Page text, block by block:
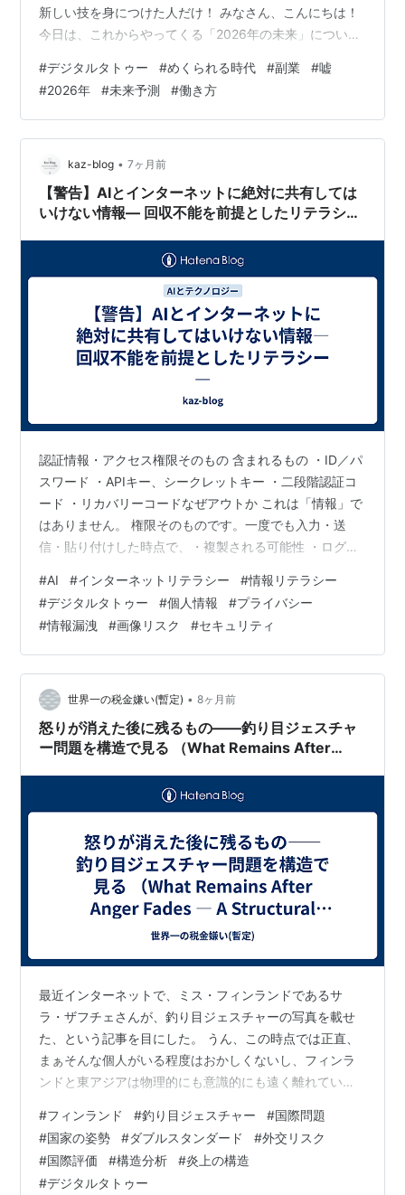
新しい技を身につけた人だけ！ みなさん、こんにちは！
今日は、これからやってくる「2026年の未来」につい
「なんとなくすごそうな話」や「こっそり儲ける話」が
たくさんありました。 でも、そんな時代はもう終わりで
す。 なぜなら、最強のパートナー「AI（人工知能）」が
ぜんぶ変えてしまうからです。 これからの世界で何が起
きるのか、6つのポイントでわかりやすく教えますね！ 1.
AI名探偵が「嘘」…
#デジタルタトゥー #めくられる時代 #副業 #嘘
#2026年 #未来予測 #働き方
kaz-blog • 7ヶ月前
【警告】AIとインターネットに絶対に共有しては
いけない情報― 回収不能を前提としたリテラシー
認証情報・アクセス権限そのもの 含まれるもの ・ID／パ
スワード ・APIキー、シークレットキー ・二段階認証コ
ード ・リカバリーコードなぜアウトか これは「情報」で
はありません。 権限そのものです。一度でも入力・送
信・貼り付けした時点で、・複製される可能性 ・ログに
できません。「今は何も起きていない」は、安全の証明
ではなく、ただの未発覚です。 - 金銭に直結する情報 含
まれるもの・クレジットカード番号 ・銀行口座情報 ・決
済サービスの認証情報なぜアウトか 金銭情報は、 ・悪用
までの工程が短い ・被害が即、現実に出る ・責任の所在
が明確（入…
#AI #インターネットリテラシー #情報リテラシー
#デジタルタトゥー #個人情報 #プライバシー
#情報漏洩 #画像リスク #セキュリティ
世界一の税金嫌い(暫定) • 8ヶ月前
怒りが消えた後に残るもの――釣り目ジェスチャ
ー問題を構造で見る （What Remains After
“Slanted-Eyes” Gesture Controversy ）
最近インターネットで、ミス・フィンランドであるサ
ラ・ザフチェさんが、釣り目ジェスチャーの写真を載せ
た、という記事を目にした。 うん、この時点では正直、
まぁそんな個人がいる程度はおかしくないし、フィンラ
ンドと東アジアは物理的にも意識的にも遠く離れてい
はない――と思っていたのだが、なんとビックリ、これ
に国会議員が乗ってきてしまった。 意図はどうあれコレ
は不味い。 というわけで、今回の記事はあのフィンラン
ドの対応の何が不味いのか、を感情論抜きで整理してい
#フィンランド #釣り目ジェスチャー #国際問題
#国家の姿勢 #ダブルスタンダード #外交リスク
#国際評価 #構造分析 #炎上の構造
#デジタルタトゥー